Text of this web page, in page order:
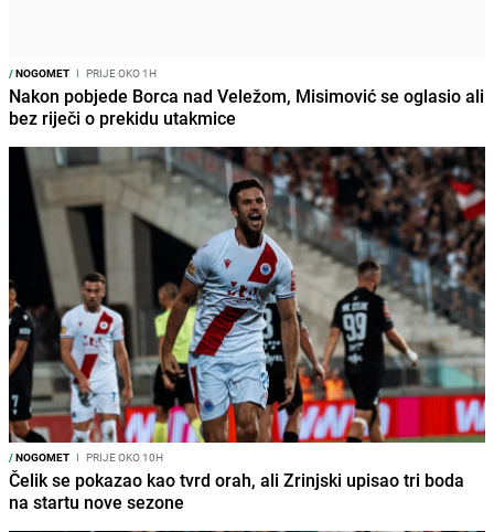
/NOGOMET I PRIJE OKO 1H
Nakon pobjede Borca nad Veležom, Misimović se oglasio ali
bez riječi o prekidu utakmice
/NOGOMET I PRIJE OKO 10H
Čelik se pokazao kao tvrd orah, ali Zrinjski upisao tri boda
na startu nove sezone